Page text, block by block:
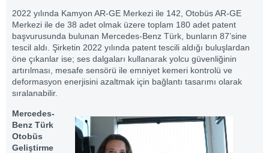
2022 yılında Kamyon AR-GE Merkezi ile 142, Otobüs AR-GE
Merkezi ile de 38 adet olmak üzere toplam 180 adet patent
başvurusunda bulunan Mercedes-Benz Türk, bunların 87’sine
tescil aldı. Şirketin 2022 yılında patent tescili aldığı buluşlardan
öne çıkanlar ise; ses dalgaları kullanarak yolcu güvenliğinin
artırılması, mesafe sensörü ile emniyet kemeri kontrolü ve
deformasyon enerjisini azaltmak için bağlantı tasarımı olarak
sıralanabilir.
Mercedes-
Benz Türk
Otobüs
Geliştirme